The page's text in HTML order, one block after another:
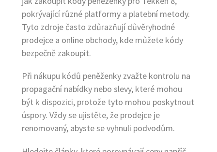
pokrývající různé platformy a platební metody.
Tyto zdroje často zdůrazňují důvěryhodné
prodejce a online obchody, kde můžete kódy
bezpečně zakoupit.
Při nákupu kódů peněženky zvažte kontrolu na
propagační nabídky nebo slevy, které mohou
být k dispozici, protože tyto mohou poskytnout
úspory. Vždy se ujistěte, že prodejce je
renomovaný, abyste se vyhnuli podvodům.